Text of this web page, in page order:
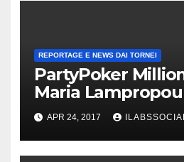
REPORTAGE E NEWS DAI TORNEI
PartyPoker
Maria
Nottingham
APR 24, 2017